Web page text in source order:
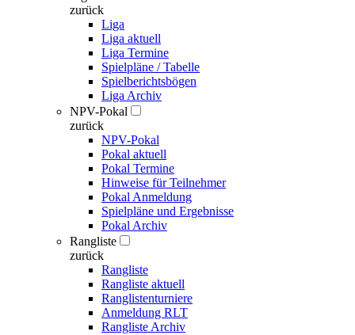
zurück
Liga
Liga aktuell
Liga Termine
Spielpläne / Tabelle
Spielberichtsbögen
Liga Archiv
NPV-Pokal
zurück
NPV-Pokal
Pokal aktuell
Pokal Termine
Hinweise für Teilnehmer
Pokal Anmeldung
Spielpläne und Ergebnisse
Pokal Archiv
Rangliste
zurück
Rangliste
Rangliste aktuell
Ranglistenturniere
Anmeldung RLT
Rangliste Archiv